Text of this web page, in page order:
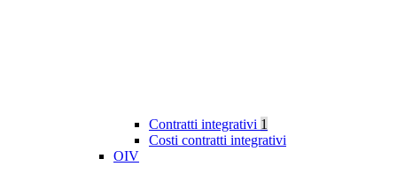
Contratti integrativi 1
Costi contratti integrativi
OIV